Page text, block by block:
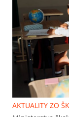
AKTUALITY ZO